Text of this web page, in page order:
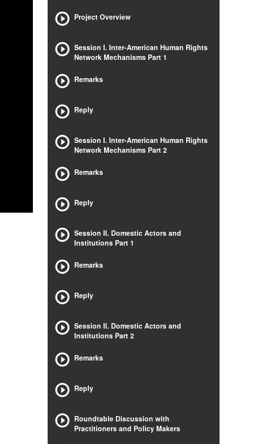
Project Overview
Session I. Inter-American Human Rights
Network Mechanisms Part 1
Remarks
Reply
Session I. Inter-American Human Rights
Network Mechanisms Part 2
Remarks
Reply
Session II. Domestic Actors and
Institutions Part 1
Remarks
Reply
Session II. Domestic Actors and
Institutions Part 2
Remarks
Reply
Roundtable Discussion with
Practitioners and Policy Makers